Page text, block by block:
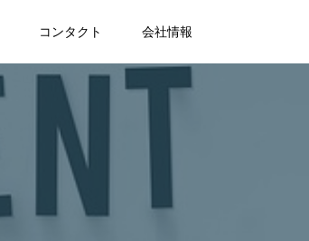
コンタクト 会社情報